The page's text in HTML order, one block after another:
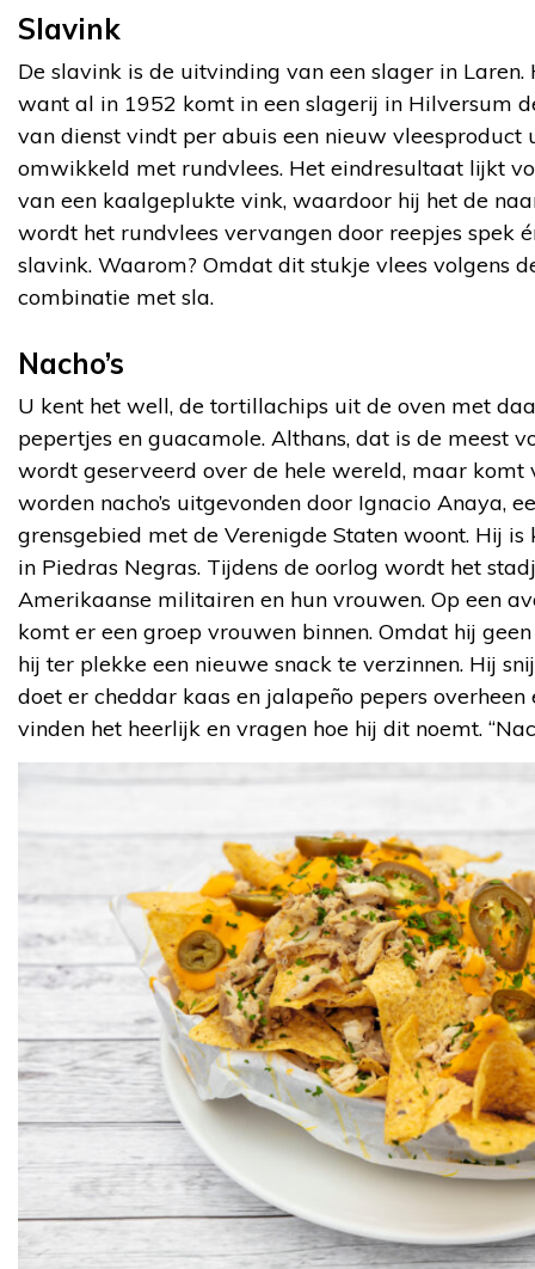
Slavink
De slavink is de uitvinding van een slager in
want al in 1952 komt in een slagerij in Hilversum
van dienst vindt per abuis een nieuw
omwikkeld met rundvlees. Het eindresultaat lijkt
van een kaalgeplukte vink, waardoor hij het de
wordt het rundvlees vervangen door reepjes spek
slavink. Waarom? Omdat dit stukje vlees volgens
combinatie met sla.
Nacho’s
U kent het well, de tortillachips uit de oven met
pepertjes en guacamole. Althans, dat is de meest
wordt geserveerd over de hele wereld, maar komt
worden nacho’s uitgevonden door Ignacio Anaya,
grensgebied met de Verenigde Staten woont. Hij
in Piedras Negras. Tijdens de oorlog wordt het
Amerikaanse militairen en hun vrouwen. Op een
komt er een groep vrouwen binnen. Omdat hij
hij ter plekke een nieuwe snack te verzinnen. Hij
doet er cheddar kaas en jalapeño pepers overheen
vinden het heerlijk en vragen hoe hij dit noemt.